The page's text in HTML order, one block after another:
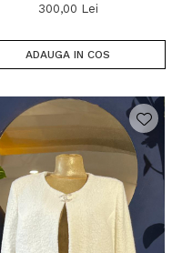
300,00 Lei
ADAUGA IN COS